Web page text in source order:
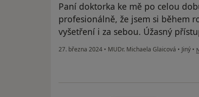
Paní doktorka ke mě po celou
profesionálně, že jsem si během
vyšetření i za sebou. Úžasný
27. března 2024 • MUDr. Michaela Glaicová • Jiný •